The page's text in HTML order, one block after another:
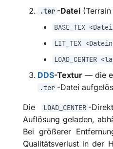
.ter -Datei
BASE_TEX
LIT_TEX
LOAD_CENTER
DDS-Textur — die
.ter -Datei
Die LOAD_CENTER -
Auflösung geladen,
Bei größerer
Qualitätsverlust in der